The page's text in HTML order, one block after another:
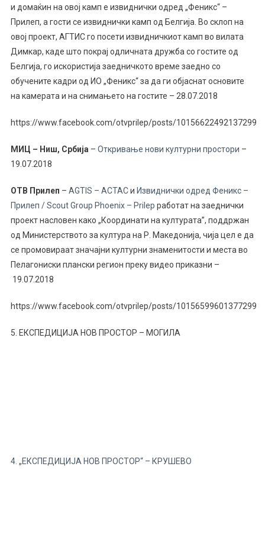
и домаќин на овој камп е извиднички одред „Феникс“ –
Прилеп, а гости се извиднички камп од Белгија. Во склоп на
овој проект, АГТИС го посети извидничкиот камп во вилата
Димкар, каде што покрај одличната дружба со гостите од
Белгија, го искористија заедничкото време заедно со
обучените кадри од ИО „Феникс“ за да ги објаснат основите
на камерата и на снимањето на гостите – 28.07.2018
https://www.facebook.com/otvprilep/posts/10156622492137299
МИЦ – Ниш, Србија – Откривање нови културни простори –
19.07.2018
ОТВ Прилеп – AGTIS – ACTACи Извиднички одред Феникс –
Прилеп / Scout Group Phoenix – Prilep работат на заеднички
проект насловен како „Координати на културата”, поддржан
од Министерството за култура на Р. Македонија, чија цел е да
се промовираат значајни културни знаменитости и места во
Пелагониски плански регион преку видео приказни –
19.07.2018
https://www.facebook.com/otvprilep/posts/10156599601377299
5. ЕКСПЕДИЦИЈА НОВ ПРОСТОР – МОГИЛА
4. „ЕКСПЕДИЦИЈА НОВ ПРОСТОР“ – КРУШЕВО